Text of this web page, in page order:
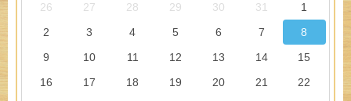
26 27 28 29 30 31
1
2
3 4 5 6 7
8
9
10 11 12 13 14
15
16
17 18 19 20 21
22